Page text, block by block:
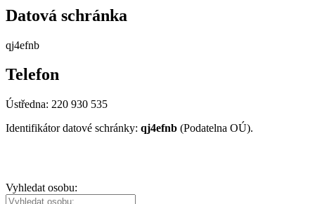
Datová schránka
qj4efnb
Telefon
Ústředna: 220 930 535
Identifikátor datové schránky: qj4efnb (Podatelna OÚ).
Vyhledat osobu: